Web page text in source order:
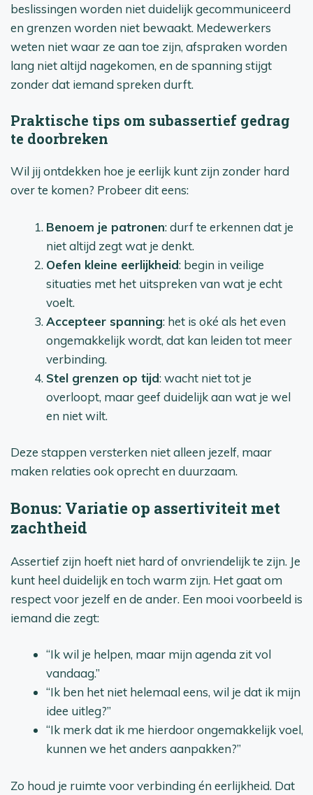
beslissingen worden niet duidelijk gecommuniceerd
en grenzen worden niet bewaakt. Medewerkers
weten niet waar ze aan toe zijn, afspraken worden
lang niet altijd nagekomen, en de spanning stijgt
zonder dat iemand spreken durft.
Praktische tips om subassertief gedrag
te doorbreken
Wil jij ontdekken hoe je eerlijk kunt zijn zonder hard
over te komen? Probeer dit eens:
Benoem je patronen: durf te erkennen dat je
niet altijd zegt wat je denkt.
Oefen kleine eerlijkheid: begin in veilige
situaties met het uitspreken van wat je echt
voelt.
Accepteer spanning: het is oké als het even
ongemakkelijk wordt, dat kan leiden tot meer
verbinding.
Stel grenzen op tijd: wacht niet tot je
overloopt, maar geef duidelijk aan wat je wel
en niet wilt.
Deze stappen versterken niet alleen jezelf, maar
maken relaties ook oprecht en duurzaam.
Bonus: Variatie op assertiviteit met
zachtheid
Assertief zijn hoeft niet hard of onvriendelijk te zijn. Je
kunt heel duidelijk en toch warm zijn. Het gaat om
respect voor jezelf en de ander. Een mooi voorbeeld is
iemand die zegt:
“Ik wil je helpen, maar mijn agenda zit vol
vandaag.”
“Ik ben het niet helemaal eens, wil je dat ik mijn
idee uitleg?”
“Ik merk dat ik me hierdoor ongemakkelijk voel,
kunnen we het anders aanpakken?”
Zo houd je ruimte voor verbinding én eerlijkheid. Dat